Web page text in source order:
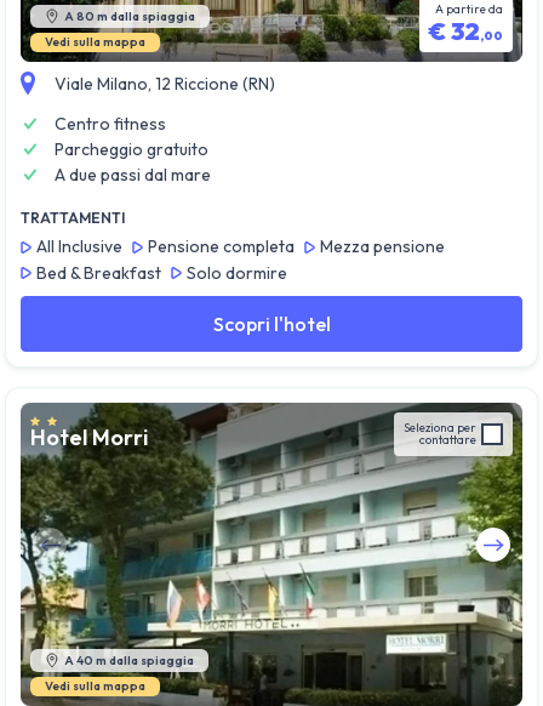
A 80 m dalla spiaggia
Vedi sulla mappa
A partire da
€32,00
Viale Milano, 12 Riccione (RN)
Centro fitness
Parcheggio gratuito
A due passi dal mare
TRATTAMENTI
All Inclusive Pensione completa
Mezza pensione
Bed & Breakfast
Solo dormire
Scopri l'hotel
Guarda tutte le foto
Hotel Morri Seleziona per
contattare
A 40 m dalla spiaggia
Vedi sulla mappa